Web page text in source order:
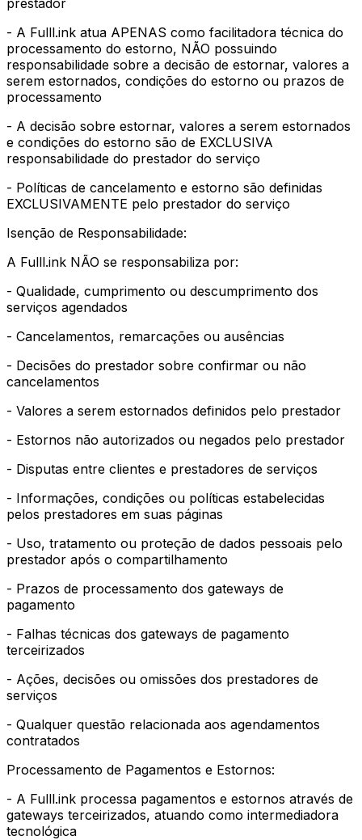
- A Fulll.ink atua APENAS como facilitadora técnica do
processamento do estorno, NÃO possuindo
responsabilidade sobre a decisão de estornar, valores a
serem estornados, condições do estorno ou prazos de
processamento
- A decisão sobre estornar, valores a serem estornados
e condições do estorno são de EXCLUSIVA
responsabilidade do prestador do serviço
- Políticas de cancelamento e estorno são definidas
EXCLUSIVAMENTE pelo prestador do serviço
Isenção de Responsabilidade:
A Fulll.ink NÃO se responsabiliza por:
- Qualidade, cumprimento ou descumprimento dos
serviços agendados
- Cancelamentos, remarcações ou ausências
- Decisões do prestador sobre confirmar ou não
cancelamentos
- Valores a serem estornados definidos pelo prestador
- Estornos não autorizados ou negados pelo prestador
- Disputas entre clientes e prestadores de serviços
- Informações, condições ou políticas estabelecidas
pelos prestadores em suas páginas
- Uso, tratamento ou proteção de dados pessoais pelo
prestador após o compartilhamento
- Prazos de processamento dos gateways de
pagamento
- Falhas técnicas dos gateways de pagamento
terceirizados
- Ações, decisões ou omissões dos prestadores de
serviços
- Qualquer questão relacionada aos agendamentos
contratados
Processamento de Pagamentos e Estornos:
- A Fulll.ink processa pagamentos e estornos através de
gateways terceirizados, atuando como intermediadora
tecnológica